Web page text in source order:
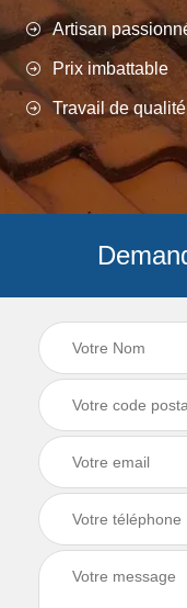
Artisan
Prix imbattable
Travail de qualité